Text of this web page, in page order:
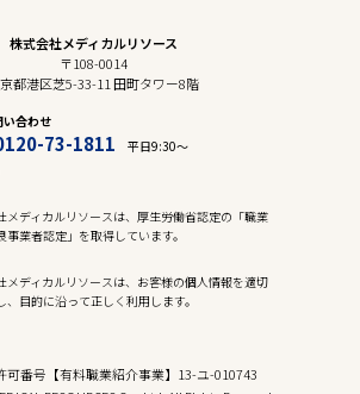
株式会社メディカルリソース
〒108-0014
都港区芝5-33-11 田町タワー8階
い合わせ
73-1811
平日9:30〜
メディカルリソースは、厚生労働省認定の「職業
事業者認定」を取得しています。
メディカルリソースは、お客様の個人情報を適切
、目的に沿って正しく利用します。
可番号【有料職業紹介事業】13-ユ-010743